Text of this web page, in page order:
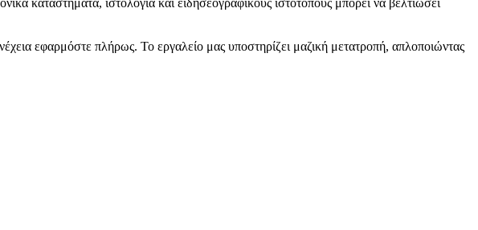
εφαρμόστε πλήρως. Το εργαλείο μας υποστηρίζει μαζική μετατροπή, απλοποιώντας